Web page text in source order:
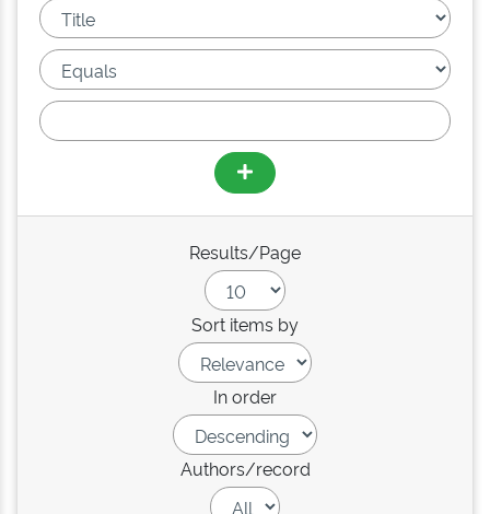
Results/Page
Sort items by
In order
Authors/record